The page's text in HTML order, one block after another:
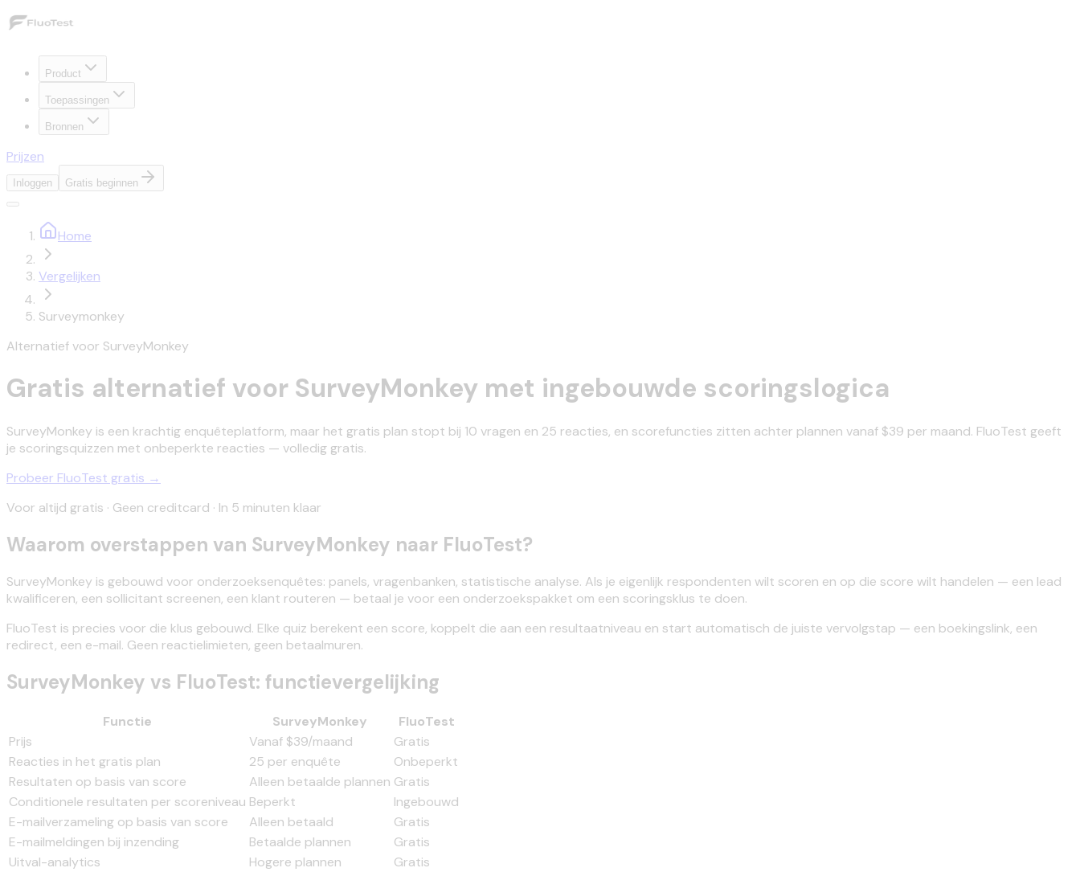
Product
Toepassingen
Bronnen
Prijzen
Inloggen Gratis beginnen
Home
Vergelijken
Surveymonkey
Alternatief voor SurveyMonkey
Gratis alternatief voor SurveyMonkey met ingebouwde scoringslogica
SurveyMonkey is een krachtig enquêteplatform, maar het gratis plan stopt bij 10 vragen en 25 reacties, en scorefuncties zitten achter plannen vanaf $39 per maand. FluoTest geeft
je scoringsquizzen met onbeperkte reacties — volledig gratis.
Probeer FluoTest gratis →
Voor altijd gratis · Geen creditcard · In 5 minuten klaar
Waarom overstappen van SurveyMonkey naar FluoTest?
SurveyMonkey is gebouwd voor onderzoeksenquêtes: panels, vragenbanken, statistische analyse. Als je eigenlijk respondenten wilt scoren en op die score wilt handelen — een lead
kwalificeren, een sollicitant screenen, een klant routeren — betaal je voor een onderzoekspakket om een scoringsklus te doen.
FluoTest is precies voor die klus gebouwd. Elke quiz berekent een score, koppelt die aan een resultaatniveau en start automatisch de juiste vervolgstap — een boekingslink, een
redirect, een e-mail. Geen reactielimieten, geen betaalmuren.
SurveyMonkey vs FluoTest: functievergelijking
Functie SurveyMonkey
FluoTest
Prijs
Vanaf $39/maand
Gratis
Reacties in het gratis plan
25 per enquête
Onbeperkt
Resultaten op basis van score
Alleen betaalde plannen Gratis
Conditionele resultaten per scoreniveau Beperkt
Ingebouwd
E-mailverzameling op basis van score
Alleen betaald
Gratis
E-mailmeldingen bij inzending
Betaalde plannen
Gratis
Uitval-analytics
Hogere plannen
Gratis